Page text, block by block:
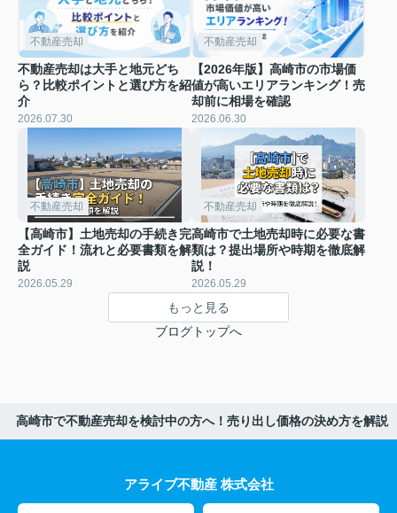
不動産売却
不動産売却は大手と地元どち
ら？比較ポイントと選び方を紹
介
2026.07.30
不動産売却
【2026年版】高崎市の市場価
値が高いエリアランキング！売
却前に相場を確認
2026.06.30
不動産売却
【高崎市】土地売却の手続き完
全ガイド！流れと必要書類を解
説
2026.05.29
不動産売却
高崎市で土地売却時に必要な書
類は？提出場所や時期を徹底解
説！
2026.05.29
もっと見る
ブログトップへ
高崎市で不動産売却を検討中の方へ！売り出し価格の決め方を解説
アライブ不動産 株式会社